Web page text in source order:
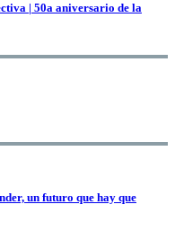
| 50a aniversario de la
un futuro que hay que